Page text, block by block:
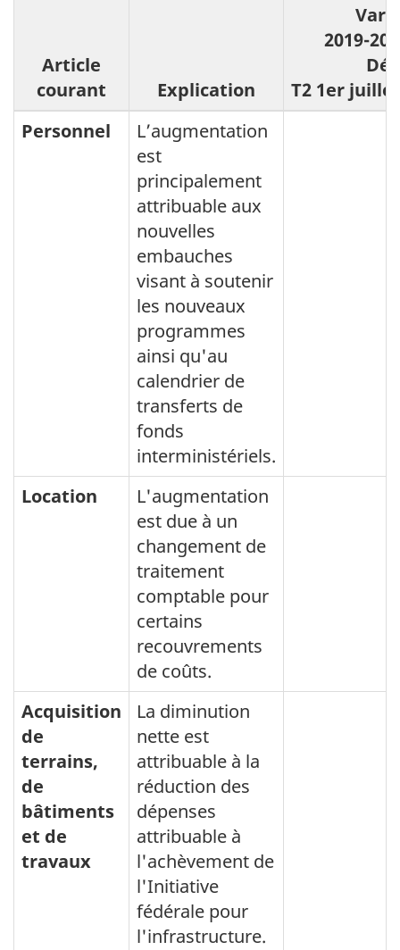
Article
courant
Explication
2019-
T2 1er
Personnel
L’augmentation
est
principalement
attribuable aux
nouvelles
embauches
visant à soutenir
les nouveaux
programmes
ainsi qu'au
calendrier de
transferts de
fonds
interministériels.
Location
L'augmentation
est due à un
changement de
traitement
comptable pour
certains
recouvrements
de coûts.
Acquisition
de
terrains,
de
bâtiments
et de
travaux
La diminution
nette est
attribuable à la
réduction des
dépenses
attribuable à
l'achèvement de
l'Initiative
fédérale pour
l'infrastructure.